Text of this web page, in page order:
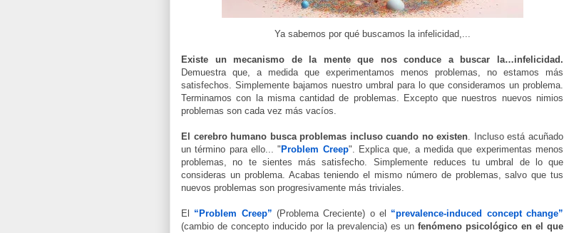
Ya sabemos por qué buscamos la infelicidad,...
Existe un mecanismo de la mente que nos conduce a buscar la…infelicidad.
Demuestra que, a medida que experimentamos menos problemas, no estamos más
satisfechos. Simplemente bajamos nuestro umbral para lo que consideramos un problema.
Terminamos con la misma cantidad de problemas. Excepto que nuestros nuevos nimios
problemas son cada vez más vacíos.
El cerebro humano busca problemas incluso cuando no existen. Incluso está acuñado
un término para ello... " Problem Creep". Explica que, a medida que experimentas menos
problemas, no te sientes más satisfecho. Simplemente reduces tu umbral de lo que
consideras un problema. Acabas teniendo el mismo número de problemas, salvo que tus
nuevos problemas son progresivamente más triviales.
El “Problem Creep” (Problema Creciente) o el “prevalence-induced concept change”
(cambio de concepto inducido por la prevalencia) es un fenómeno psicológico en el que